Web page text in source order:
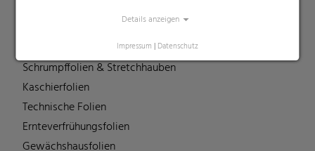
Details anzeigen
Impressum | Datenschutz
Papierähnliche Folien
Schrumpffolien & Stretchhauben
Kaschierfolien
Technische Folien
Ernteverfrühungsfolien
Gewächshausfolien